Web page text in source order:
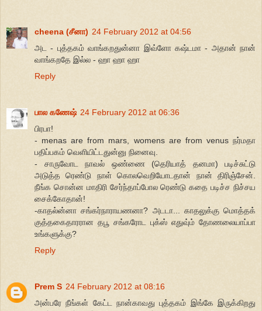
cheena (சீனா) 24 February 2012 at 04:56
அட - புத்தகம் வாங்கறதுன்னா இவ்ளோ கஷ்டமா - அதான் நான்
வாங்கறதே இல்ல - ஹா ஹா ஹா
Reply
பால கணேஷ் 24 February 2012 at 06:36
பிரபா!
- menas are from mars, womens are from venus நர்மதா
பதிப்பகம் வெளியிட்டதுன்னு நினைவு.
- சாருவோட நாவல் ஒண்ணை (தெரியாத் தனமா) படிச்சுட்டு
அடுத்த ரெண்டு நாள் கொலவெறியோடதான் நான் திரிஞ்சேன்.
நீங்க சொன்ன மாதிரி சேர்ந்தாப்போல ரெண்டு கதை படிச்ச நிச்சய
சைக்கோதான்!
-காதல்ன்னா சங்கர்நாராயணனா? அடடா... காதலுக்கு மொத்தக்
குத்தகைதாரரான தபூ சங்கரோட புக்ஸ் எதுவு்ம் தோணலையாப்பா
உங்களுக்கு?
Reply
Prem S 24 February 2012 at 08:16
அன்பரே நீங்கள் கேட்ட நான்காவது புத்தகம் இங்கே இருக்கிறது